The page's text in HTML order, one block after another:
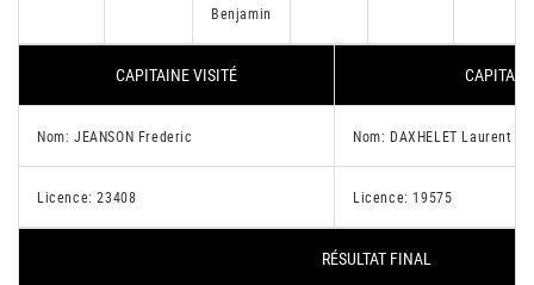
Benjamin
CAPITAINE VISITÉ
Nom: JEANSON Frederic Nom: DAXHELET Laurent
Licence: 23408 Licence: 19575
RÉSULTAT FINAL